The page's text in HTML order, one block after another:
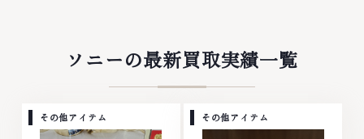
ており、他店ではお値段の付かな
かったお品物でも、一点一点丁寧
959-764営業時間: 10:00～
19:00定休日: 年中無休
計、多くのお品物の高価買取りを
実現しており、他店ではお値段の
軽にご連絡ください。TEL:
0120-959-764営業時間: 10:00
ソニーの最新買取実績一覧
その他アイテム その他アイテム